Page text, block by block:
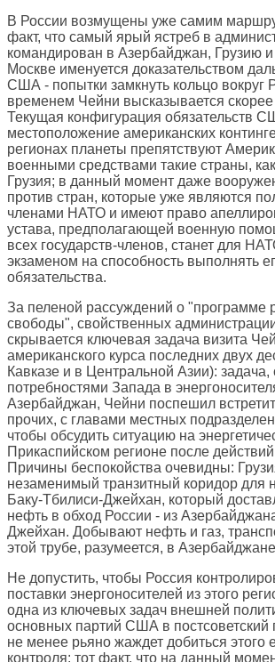
В России возмущены уже самим
факт, что самый ярый ястреб в
командирован в Азербайджан, Грузию и
Москве именуется доказательством
США - попытки замкнуть кольцо вокруг
временем Чейни высказывается
Текущая конфигурация обязательств
местоположение американских
регионах планеты препятствуют
военными средствами такие страны,
Грузия; в данный момент даже
против стран, которые уже являются
членами НАТО и имеют право
устава, предполагающей военную
всех государств-членов, станет для
экзаменом на способность выполнять
обязательства.
За пеленой рассуждений о "программе
свободы", свойственных
скрывается ключевая задача визита
американского курса последних двух
Кавказе и в Центральной Азии): задача,
потребностями Запада в
Азербайджан, Чейни поспешил
прочих, с главами местных
чтобы обсудить ситуацию на
Прикаспийском регионе после
Причины беспокойства очевидны:
незаменимый транзитный коридор для
Баку-Тбилиси-Джейхан, который
нефть в обход России - из
Джейхан. Добывают нефть и газ,
этой трубе, разумеется, в
Не допустить, чтобы Россия
поставки энергоносителей из этого
одна из ключевых задач внешней
основных партий США в постсоветский
не менее рьяно жаждет добиться этого
контроля; тот факт, что на данный